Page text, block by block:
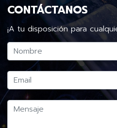
CONTÁCTANOS
¡A tu disposición para